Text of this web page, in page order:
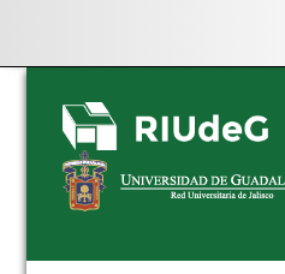
Skip
navigation